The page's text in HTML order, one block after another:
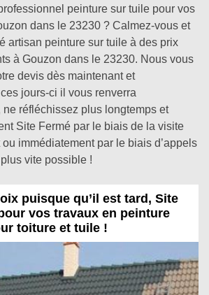
peinture sur tuile pour vos
dans le 23230 ? Calmez-vous et
artisan peinture sur tuile à des prix
à Gouzon dans le 23230. Nous vous
devis dès maintenant et
jours-ci il vous renverra
ne réfléchissez plus longtemps et
Site Fermé par le biais de la visite
immédiatement par le biais d’appels
vite possible !
puisque qu’il est tard, Site
vos travaux en peinture
toiture et tuile !